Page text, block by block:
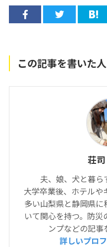
この記事を書いた人
荘
夫、娘、犬と暮ら
大学卒業後、ホテルや
多い山梨県と静岡県
いて関心を持つ。防
ンプなどの記事
詳しいプロ